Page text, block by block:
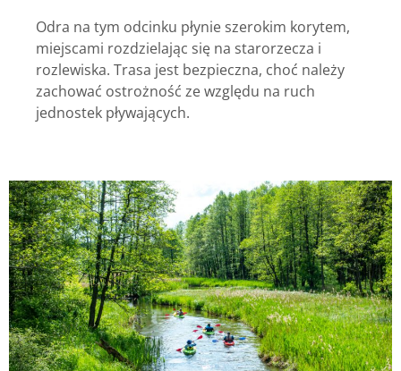
Odra na tym odcinku płynie szerokim korytem,
miejscami rozdzielając się na starorzecza i
rozlewiska. Trasa jest bezpieczna, choć należy
zachować ostrożność ze względu na ruch
jednostek pływających.